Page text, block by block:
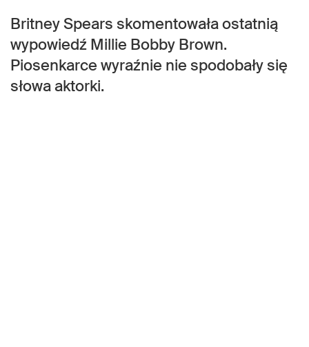
Britney Spears skomentowała ostatnią
wypowiedź Millie Bobby Brown.
Piosenkarce wyraźnie nie spodobały się
słowa aktorki.